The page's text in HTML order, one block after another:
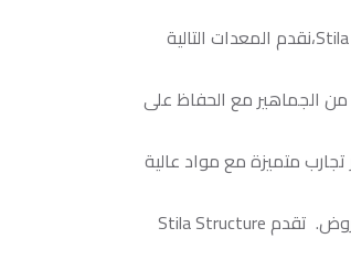
تلعب المعدات المستخدمة على خشبة المسرح الفولاذية دورًا مهمًا في نجاح الحدث. في Stila Structure،نقدم المعدات التالية
الجماهير مع الحفاظ على
متميزة مع مواد عالية
: تعتبر إضاءة المسرح أمرًا بالغ الأهمية لخلق جو الحدث وتعزيز الجاذبية البصرية للعروض. تقدم Stila Structure